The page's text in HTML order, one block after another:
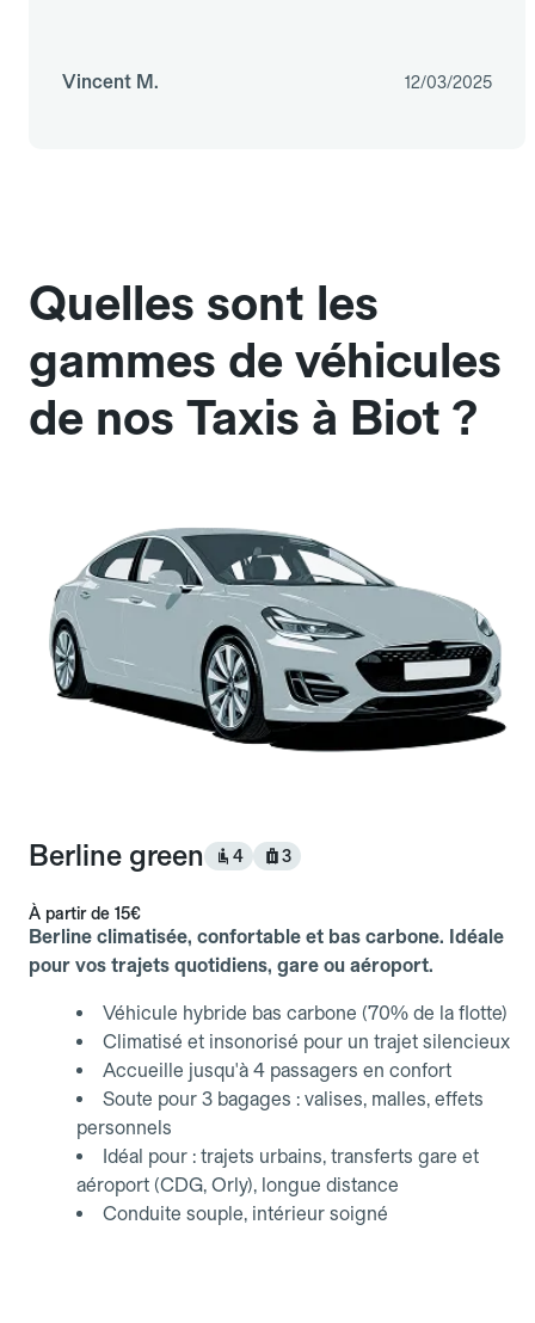
Vincent M. 12/03/2025
Quelles sont les
gammes de véhicules
de nos Taxis à Biot ?
Berline green 4 3
À partir de 15€
Berline climatisée, confortable et bas carbone. Idéale
pour vos trajets quotidiens, gare ou aéroport.
Véhicule hybride bas carbone (70% de la flotte)
Climatisé et insonorisé pour un trajet silencieux
Accueille jusqu'à 4 passagers en confort
Soute pour 3 bagages : valises, malles, effets
personnels
Idéal pour : trajets urbains, transferts gare et
aéroport (CDG, Orly), longue distance
Conduite souple, intérieur soigné